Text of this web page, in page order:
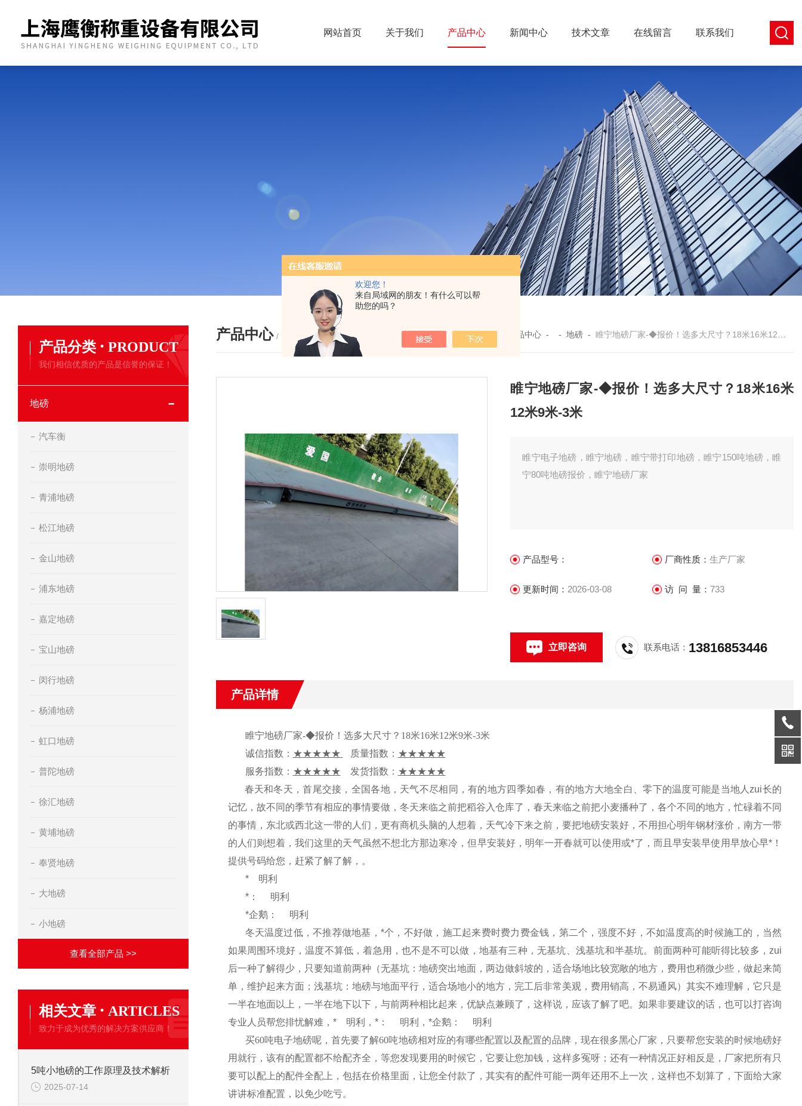
欢迎您！
来自局域网的朋友！有什么可以帮
助您的吗？
网站首页 关于我们 产品中心 新闻中心 技术文章 在线留言 联系我们
产品分类 · PRODUCT
我们相信优质的产品是信誉的保证！
地磅
汽车衡
崇明地磅
青浦地磅
松江地磅
金山地磅
浦东地磅
嘉定地磅
宝山地磅
闵行地磅
杨浦地磅
虹口地磅
普陀地磅
徐汇地磅
黄埔地磅
奉贤地磅
大地磅
小地磅
查看全部产品 >>
相关文章 · ARTICLES
致力于成为优秀的解决方案供应商！
5吨小地磅的工作原理及技术解析
2025-07-14
产品中心 / PRODUCTS 您的位置：首页 - 产品中心 - -地磅 -睢宁地磅厂家-◆报价！选多大尺寸？18米16米12米9米-3米
睢宁地磅厂家-◆报价！选多大尺寸？18米16米
12米9米-3米
睢宁电子地磅，睢宁地磅，睢宁带打印地磅，睢宁150吨地磅，睢
宁80吨地磅报价，睢宁地磅厂家
产品型号： 厂商性质： 生产厂家
更新时间： 2026-03-08 访 问 量： 733
立即咨询 联系电话： 13816853446
产品详情
睢宁地磅厂家-◆报价！选多大尺寸？ 18米16米12米9米-3米
诚信指数： ★★★★★ 质量指数： ★★★★★
服务指数： ★★★★★ 发货指数： ★★★★★
春天和冬天，首尾交接，全国各地，天气不尽相同，有的地方四季如春，有的地方大地全白、零下的温度可能是当地人zui长的
记忆，故不同的季节有相应的事情要做，冬天来临之前把稻谷入仓库了，春天来临之前把小麦播种了，各个不同的地方，忙碌着不同
的事情，东北或西北这一带的人们，更有商机头脑的人想着，天气冷下来之前，要把地磅安装好，不用担心明年钢材涨价，南方一带
的人们则想着，我们这里的天气虽然不想北方那边寒冷，但早安装好，明年一开春就可以使用或*了，而且早安装早使用早放心早*！
提供号码给您，赶紧了解了解，。
*
明利
*：
明利
*企鹅：
明利
冬天温度过低，不推荐做地基，*个，不好做，施工起来费时费力费金钱，第二个，强度不好，不如温度高的时候施工的，当然
如果周围环境好，温度不算低，着急用，也不是不可以做，地基有三种，无基坑、浅基坑和半基坑。前面两种可能听得比较多，zui
后一种了解得少，只要知道前两种（无基坑：地磅突出地面，两边做斜坡的，适合场地比较宽敞的地方，费用也稍微少些，做起来简
单，维护起来方面；浅基坑：地磅与地面平行，适合场地小的地方，完工后非常美观，费用销高，不易通风）其实不难理解，它只是
一半在地面以上，一半在地下以下，与前两种相比起来，优缺点兼顾了，这样说，应该了解了吧。如果非要建议的话，也可以打咨询
专业人员帮您排忧解难， * 明利，*： 明利，*企鹅：
明利
买60吨电子地磅呢，首先要了解60吨地磅相对应的有哪些配置以及配置的品牌，现在很多黑心厂家，只要帮您安装的时候地磅好
用就行，该有的配置都不给配齐全，等您发现要用的时候它，它要让您加钱，这样多冤呀；还有一种情况正好相反是，厂家把所有只
要可以配上的配件全配上，包括在价格里面，让您全付款了，其实有的配件可能一两年还用不上一次，这样也不划算了，下面给大家
讲讲标准配置，以免少吃亏。